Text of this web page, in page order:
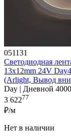
051131
Светодиодная
13x12mm 24V
(Arlight, Вывод
Day | Дневной
3 62277
₽/м
Нет в наличии